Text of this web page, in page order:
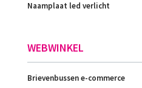
Naamplaat led verlicht
WEBWINKEL
Brievenbussen e-commerce